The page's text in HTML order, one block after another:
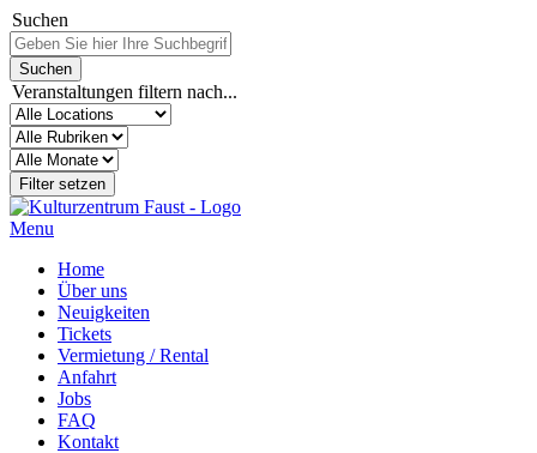
Suchen
Veranstaltungen filtern nach...
Menu
Home
Über uns
Neuigkeiten
Tickets
Vermietung / Rental
Anfahrt
Jobs
FAQ
Kontakt